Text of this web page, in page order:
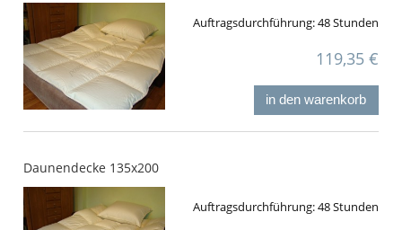
Auftragsdurchführung:48 Stunden
119,35 €
in den warenkorb
Daunendecke 135x200
Auftragsdurchführung:48 Stunden